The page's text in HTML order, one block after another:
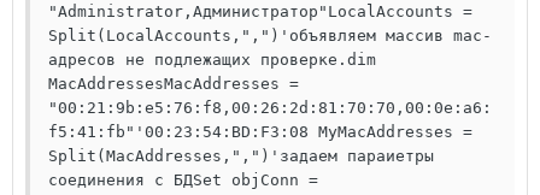
"Administrator,Администратор"LocalAccounts =
Split(LocalAccounts,",")'объявляем массив mac-
адресов не подлежащих проверке.dim
MacAddressesMacAddresses =
"00:21:9b:e5:76:f8,00:26:2d:81:70:70,00:0e:a6:
f5:41:fb"'00:23:54:BD:F3:08 MyMacAddresses =
Split(MacAddresses,",")'задаем параиетры
соединения с БДSet objConn =